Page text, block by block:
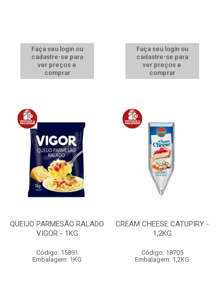
Faça seu login ou
cadastre-se para
ver preços e
comprar
Faça seu login ou
cadastre-se para
ver preços e
comprar
QUEIJO PARMESÃO RALADO
VIGOR - 1KG
Código: 15891
Embalagem: 1KG
CREAM CHEESE CATUPIRY -
1,2KG
Código: 18705
Embalagem: 1,2KG